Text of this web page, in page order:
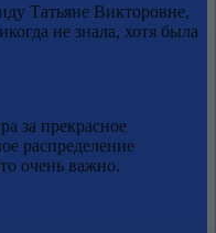
Татьяне Викторовне,
не знала, хотя была
за прекрасное
распределение
очень важно.